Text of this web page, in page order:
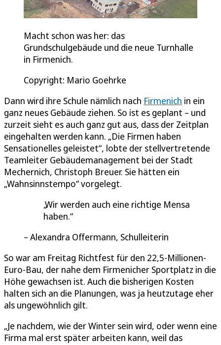
Macht schon was her: das
Grundschulgebäude und die neue Turnhalle
in Firmenich.
Copyright: Mario Goehrke
Dann wird ihre Schule nämlich nach Firmenich in ein
ganz neues Gebäude ziehen. So ist es geplant – und
zurzeit sieht es auch ganz gut aus, dass der Zeitplan
eingehalten werden kann. „Die Firmen haben
Sensationelles geleistet“, lobte der stellvertretende
Teamleiter Gebäudemanagement bei der Stadt
Mechernich, Christoph Breuer. Sie hätten ein
„Wahnsinnstempo“ vorgelegt.
Wir werden auch eine richtige Mensa
haben.
Alexandra Offermann, Schulleiterin
So war am Freitag Richtfest für den 22,5-Millionen-
Euro-Bau, der nahe dem Firmenicher Sportplatz in die
Höhe gewachsen ist. Auch die bisherigen Kosten
halten sich an die Planungen, was ja heutzutage eher
als ungewöhnlich gilt.
„Je nachdem, wie der Winter sein wird, oder wenn eine
Firma mal erst später arbeiten kann, weil das